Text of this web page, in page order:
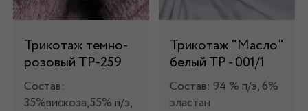
Трикотаж темно-
розовый ТР-259
Состав:
35%вискоза,55% п/э,
Трикотаж "Масло"
белый ТР - 001/1
Состав: 94 % п/э, 6%
эластан